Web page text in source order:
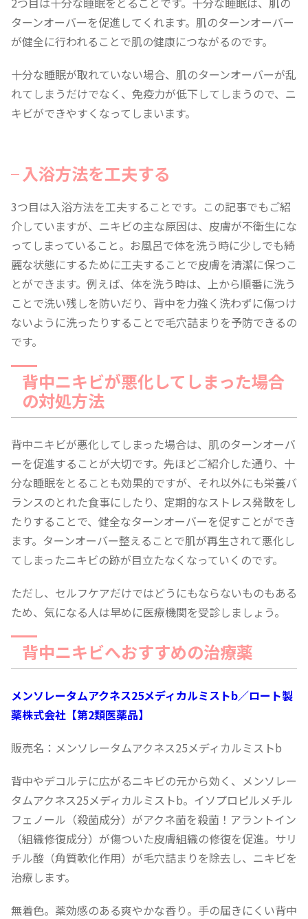
ターンオーバーを促進してくれます。肌のターンオーバー
が健全に行われることで肌の健康につながるのです。
十分な睡眠が取れていない場合、肌のターンオーバーが乱
れてしまうだけでなく、免疫力が低下してしまうので、ニ
キビができやすくなってしまいます。
入浴方法を工夫する
3つ目は入浴方法を工夫することです。この記事でもご紹
介していますが、ニキビの主な原因は、皮膚が不衛生にな
ってしまっていること。お風呂で体を洗う時に少しでも綺
麗な状態にするために工夫することで皮膚を清潔に保つこ
とができます。例えば、体を洗う時は、上から順番に洗う
ことで洗い残しを防いだり、背中を力強く洗わずに傷つけ
ないように洗ったりすることで毛穴詰まりを予防できるの
です。
背中ニキビが悪化してしまった場合
の対処方法
背中ニキビが悪化してしまった場合は、肌のターンオーバ
ーを促進することが大切です。先ほどご紹介した通り、十
分な睡眠をとることも効果的ですが、それ以外にも栄養バ
ランスのとれた食事にしたり、定期的なストレス発散をし
たりすることで、健全なターンオーバーを促すことができ
ます。ターンオーバー整えることで肌が再生されて悪化し
てしまったニキビの跡が目立たなくなっていくのです。
ただし、セルフケアだけではどうにもならないものもある
ため、気になる人は早めに医療機関を受診しましょう。
背中ニキビへおすすめの治療薬
メンソレータムアクネス25メディカルミストb／ロート製
薬株式会社【第2類医薬品】
販売名：メンソレータムアクネス25メディカルミストb
背中やデコルテに広がるニキビの元から効く、メンソレー
タムアクネス25メディカルミストb。イソプロピルメチル
フェノール（殺菌成分）がアクネ菌を殺菌！アラントイン
（組織修復成分）が傷ついた皮膚組織の修復を促進。サリ
チル酸（角質軟化作用）が毛穴詰まりを除去し、ニキビを
治療します。
無着色。薬効感のある爽やかな香り。手の届きにくい背中